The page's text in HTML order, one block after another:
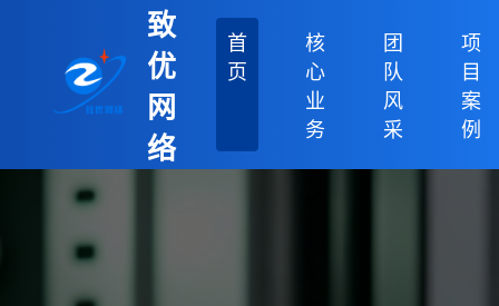
致
优
网
络
首
页
核
心
业
务
团
队
风
采
项
目
案
例